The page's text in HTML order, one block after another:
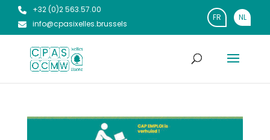
+32 (0)2 563.57.00
info@cpasixelles.brussels
FR NL